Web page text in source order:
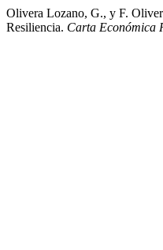
Olivera Lozano, G., y F.
Resiliencia. Carta Económica